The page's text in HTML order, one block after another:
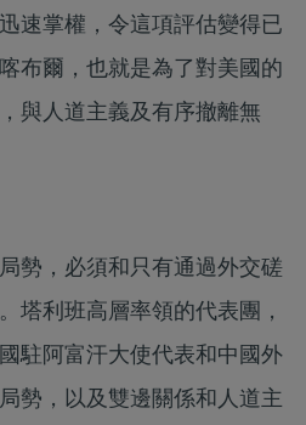
速掌權，令這項評估變得已
布爾，也就是為了對美國的
與人道主義及有序撤離無
勢，必須和只有通過外交磋
塔利班高層率領的代表團，
駐阿富汗大使代表和中國外
勢，以及雙邊關係和人道主